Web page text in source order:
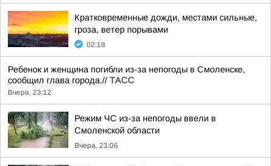
Кратковременные дожди, местами сильные,
гроза, ветер порывами
02:18
Ребенок и женщина погибли из-за непогоды в Смоленске,
сообщил глава города.// ТАСС
Вчера, 23:12
Режим ЧС из-за непогоды ввели в
Смоленской области
Вчера, 23:06